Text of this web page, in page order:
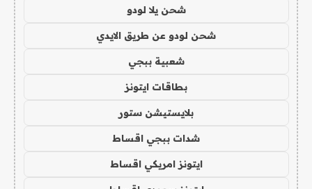
شحن يلا لودو
شحن لودو عن طريق الايدي
شعبية ببجي
بطاقات ايتونز
بلايستيشن ستور
شدات ببجي اقساط
ايتونز امريكي اقساط